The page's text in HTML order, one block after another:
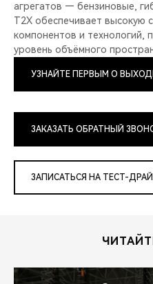
агрегатов — бензиновые,
T2X обеспечивает высокую
компонентов и технологий,
уровень объёмного
УЗНАЙТЕ ПЕРВЫМ О ВЫХОДЕ
ЗАКАЗАТЬ ОБРАТНЫЙ
ЗАПИСАТЬСЯ НА ТЕСТ-